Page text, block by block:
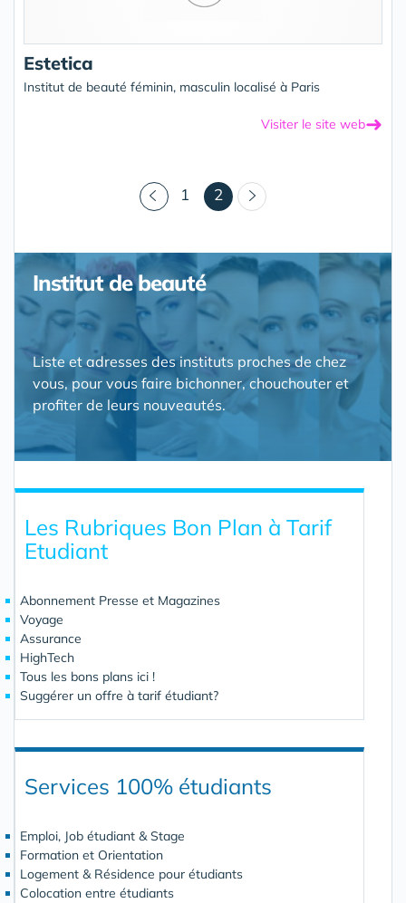
Estetica
Institut de beauté féminin, masculin localisé à Paris
Visiter le site web➜
1 2 (courant)
Institut de beauté
Liste et adresses des instituts proches de chez
vous, pour vous faire bichonner, chouchouter et
profiter de leurs nouveautés.
Les Rubriques Bon Plan à Tarif
Etudiant
Abonnement Presse et Magazines
Voyage
Assurance
HighTech
Tous les bons plans ici !
Suggérer un offre à tarif étudiant?
Services 100% étudiants
Emploi, Job étudiant & Stage
Formation et Orientation
Logement & Résidence pour étudiants
Colocation entre étudiants